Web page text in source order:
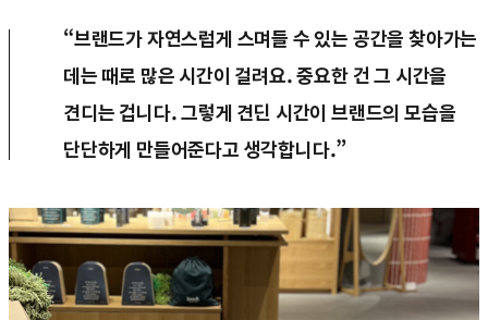
“브랜드가 자연스럽게 스며들 수 있는 공간을 찾아가는
데는 때로 많은 시간이 걸려요. 중요한 건 그 시간을
견디는 겁니다. 그렇게 견딘 시간이 브랜드의 모습을
단단하게 만들어준다고 생각합니다.”